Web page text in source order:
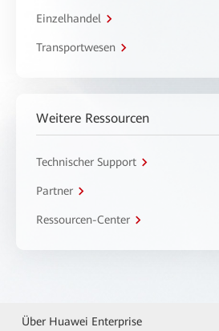
Einzelhandel
Transportwesen
Weitere Ressourcen
Technischer Support
Partner
Ressourcen-Center
Über Huawei Enterprise